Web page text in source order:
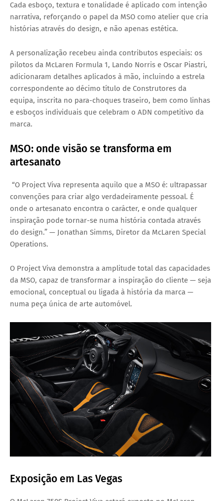
Cada esboço, textura e tonalidade é aplicado com intenção
narrativa, reforçando o papel da MSO como atelier que cria
histórias através do design, e não apenas estética.
A personalização recebeu ainda contributos especiais: os
pilotos da McLaren Formula 1, Lando Norris e Oscar Piastri,
adicionaram detalhes aplicados à mão, incluindo a estrela
correspondente ao décimo título de Construtores da
equipa, inscrita no para-choques traseiro, bem como linhas
e esboços individuais que celebram o ADN competitivo da
marca.
MSO: onde visão se transforma em
artesanato
“O Project Viva representa aquilo que a MSO é: ultrapassar
convenções para criar algo verdadeiramente pessoal. É
onde o artesanato encontra o carácter, e onde qualquer
inspiração pode tornar-se numa história contada através
do design.” — Jonathan Simms, Diretor da McLaren Special
Operations.
O Project Viva demonstra a amplitude total das capacidades
da MSO, capaz de transformar a inspiração do cliente — seja
emocional, conceptual ou ligada à história da marca —
numa peça única de arte automóvel.
Exposição em Las Vegas